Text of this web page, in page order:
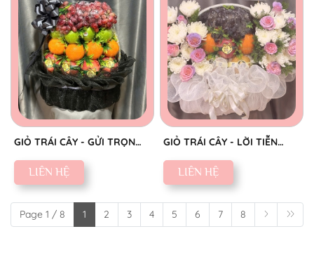
GIỎ TRÁI CÂY - GỬI TRỌN
THÀNH KÍNH
LIÊN HỆ
GIỎ TRÁI CÂY - LỜI TIỄN
BIỆT SAU
LIÊN HỆ
Page 1 / 8 1 2 3 4 5 6 7 8